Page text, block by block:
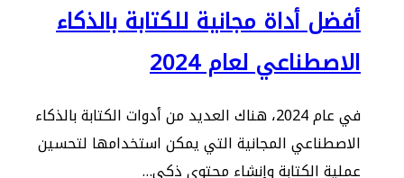
أفضل أداة مجانية للكتابة بالذكاء
الاصطناعي لعام 2024
في عام 2024، هناك العديد من أدوات الكتابة بالذكاء
الاصطناعي المجانية التي يمكن استخدامها لتحسين
عملية الكتابة وإنشاء محتوى ذكي…